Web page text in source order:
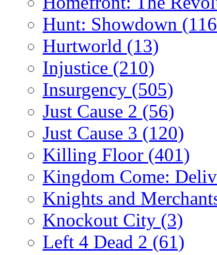
Hunt: Showdown
Hurtworld (13)
Injustice (210)
Insurgency (505)
Just Cause 2 (56)
Just Cause 3 (120)
Killing Floor (401)
Kingdom Come:
Knights and
Knockout City (3)
Left 4 Dead 2 (61)